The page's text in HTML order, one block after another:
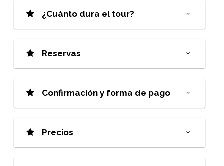
¿Cuánto dura el tour?
Reservas
Confirmación y forma de pago
Precios